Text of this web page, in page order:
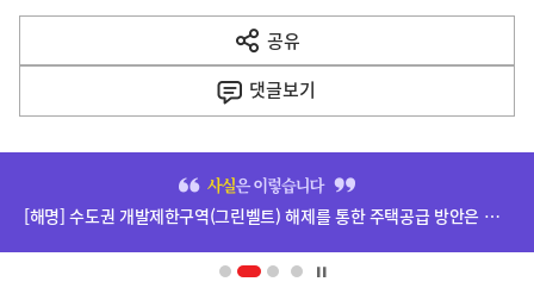
다
음
공유
열
기
댓글보기
[해명] 수도권 개발제한구역(그린벨트) 해제를 통한 주택공급 방안은 확정된 바 없습니다.